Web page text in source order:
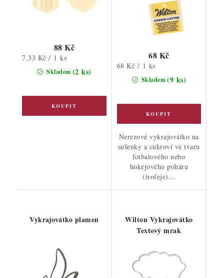
Skladem (2 ks)
88 Kč
Měrná
7,33 Kč / 1 ks
Skladem(9 ks)
68 Kč
Měrná
68 Kč / 1 ks
Nerezové vykrajovátko na
sušenky a cukroví ve tvaru
fotbalového nebo
hokejového poháru
(trofeje)...
Vykrajovátko plamen
Wilton Vykrajovátko
Textový mrak